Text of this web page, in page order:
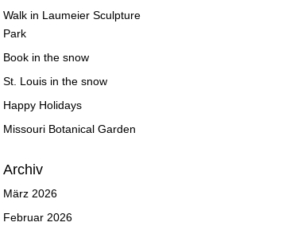
Walk in Laumeier Sculpture
Park
Book in the snow
St. Louis in the snow
Happy Holidays
Missouri Botanical Garden
Archiv
März 2026
Februar 2026